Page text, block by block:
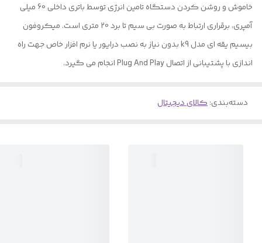
خاموش و روشن کردن دستگاه تامین انرژی توسط باتری داخلی 60 میلی
آمپری، برقراری ارتباط به صورت بی سیم تا برد 20 متری است. میکروفون
بیسیم یقه ای مدل k9 بدون نیاز به نصب درایور یا نرم افزار خاص جهت راه
اندازی با پشتیبانی از اتصال Plug And Play انجام می گیرد.
دسته‌بندی:کالای دیجیتال